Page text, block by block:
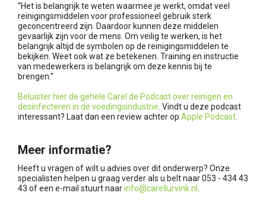
“Het is belangrijk te weten waarmee je werkt, omdat veel
reinigingsmiddelen voor professioneel gebruik sterk
geconcentreerd zijn. Daardoor kunnen deze middelen
gevaarlijk zijn voor de mens. Om veilig te werken, is het
belangrijk altijd de symbolen op de reinigingsmiddelen te
bekijken. Weet ook wat ze betekenen. Training en instructie
van medewerkers is belangrijk om deze kennis bij te
brengen.”
Beluister hier de gehele Carel de Podcast over reinigen en
desinfecteren in de voedingsindustrie . Vindt u deze podcast
interessant? Laat dan een review achter op Apple Podcast
Meer informatie?
Heeft u vragen of wilt u advies over dit onderwerp? Onze
specialisten helpen u graag verder als u belt naar 053 - 434 43
43 of een e-mail stuurt naarinfo@carellurvink.nl